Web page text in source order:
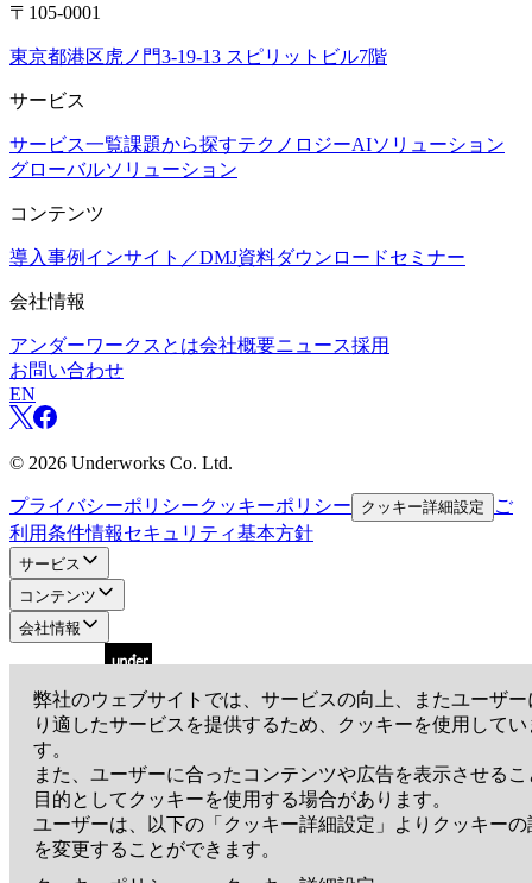
〒105-0001
東京都港区虎ノ門3-19-13 スピリットビル7階
サービス
サービス一覧課題から探すテクノロジーAIソリューション
グローバルソリューション
コンテンツ
導入事例 インサイト／DMJ資料ダウンロードセミナー
会社情報
アンダーワークスとは会社概要ニュース採用
お問い合わせ
EN
© 2026 Underworks Co. Ltd.
プライバシーポリシークッキーポリシー クッキー詳細設定
ご
利用条件情報セキュリティ基本方針
サービス
コンテンツ
会社情報
アンダーワークス株式会社
〒105-0001 東京都港区虎ノ門3-19-13 スピリットビル7階
弊社のウェブサイトでは、サービスの向上、またユーザー
り適したサービスを提供するため、クッキーを使用してい
す。
また、ユーザーに合ったコンテンツや広告を表示させるこ
目的としてクッキーを使用する場合があります。
ユーザーは、以下の「クッキー詳細設定」よりクッキーの
を変更することができます。